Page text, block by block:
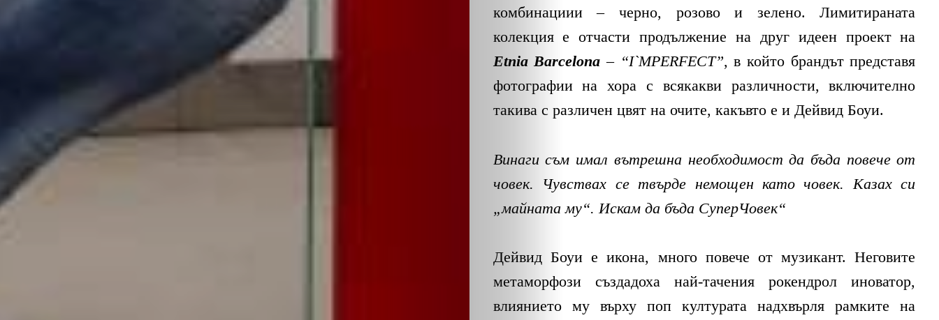
ОНЛАЙН
ПАРИ
ПОТРЕБИТЕЛИТЕ
ПСИХОЛОГИЯ
ТРАНСПОРТ
Search
комбинациии – черно, розово и зелено. Лимитираната
колекция е отчасти продължение на друг идеен проект на
Etnia Barcelona – “I`MPERFECT”, в който брандът представя
фотографии на хора с всякакви различности, включително
такива с различен цвят на очите, какъвто е и Дейвид Боуи.
Винаги съм имал вътрешна необходимост да бъда повече от
човек. Чувствах се твърде немощен като човек. Казах си
„майната му“. Искам да бъда СуперЧовек“
Дейвид Боуи е икона, много повече от музикант. Неговите
метаморфози създадоха най-тачения рокендрол иноватор,
влиянието му върху поп културата надхвърля рамките на